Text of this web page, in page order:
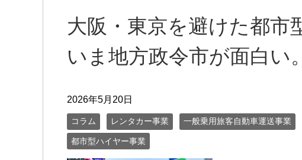
大阪・東京を避けた
いま地方政令市が面白い。
2026年5月20日
コラム レンタカー事業 一般乗用旅客自動車運送事業
都市型ハイヤー事業